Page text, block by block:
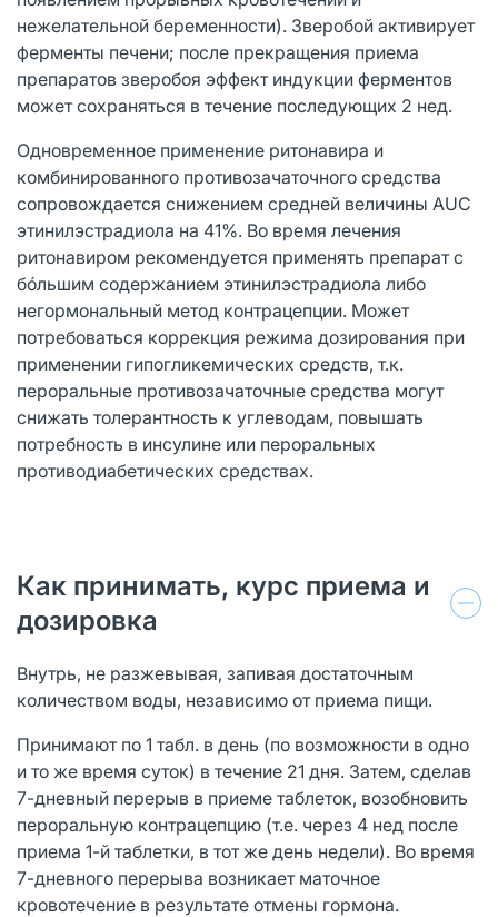
нежелательной беременности). Зверобой активирует
ферменты печени; после прекращения приема
препаратов зверобоя эффект индукции ферментов
может сохраняться в течение последующих 2 нед.
Одновременное применение ритонавира и
комбинированного противозачаточного средства
сопровождается снижением средней величины AUC
этинилэстрадиола на 41%. Во время лечения
ритонавиром рекомендуется применять препарат с
бóльшим содержанием этинилэстрадиола либо
негормональный метод контрацепции. Может
потребоваться коррекция режима дозирования при
применении гипогликемических средств, т.к.
пероральные противозачаточные средства могут
снижать толерантность к углеводам, повышать
потребность в инсулине или пероральных
противодиабетических средствах.
Как принимать, курс приема и
дозировка
Внутрь, не разжевывая, запивая достаточным
количеством воды, независимо от приема пищи.
Принимают по 1 табл. в день (по возможности в одно
и то же время суток) в течение 21 дня. Затем, сделав
7-дневный перерыв в приеме таблеток, возобновить
пероральную контрацепцию (т.е. через 4 нед после
приема 1-й таблетки, в тот же день недели). Во время
7-дневного перерыва возникает маточное
кровотечение в результате отмены гормона.